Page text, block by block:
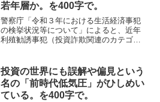
若年層か。を400字で。
警察庁「令和３年における生活経済事犯
の検挙状況等について」によると、近年
利殖勧誘事犯（投資詐欺関連のカテゴ
ており、詐欺手口の大きな変化がうかが
えます。SNSの普及は詐欺師と個人をも
結びつける事になってしまったようで
す。
投資の世界にも誤解や偏見という
名の「前時代低気圧」がひしめい
ている。を400字で。